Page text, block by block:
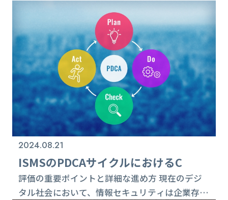
Check（評価）、Action（改善）という4つのス
テップから成り立っています。このサイクルを回
すことで、継続的に情報セキュリティを強化し、
組織のリスクを最小限に抑えることができます。
この記事では、その中でも特に「A（アクショ
ン）」に焦点を当て、重要ポイントとその進め方
について詳しく説明します。 1. アクシ...
2024.08.21
ISMSのPDCAサイクルにおけるC
評価の重要ポイントと詳細な進め方 現在のデジ
タル社会において、情報セキュリティは企業存続